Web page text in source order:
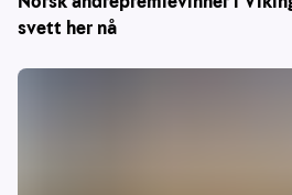
svett her nå